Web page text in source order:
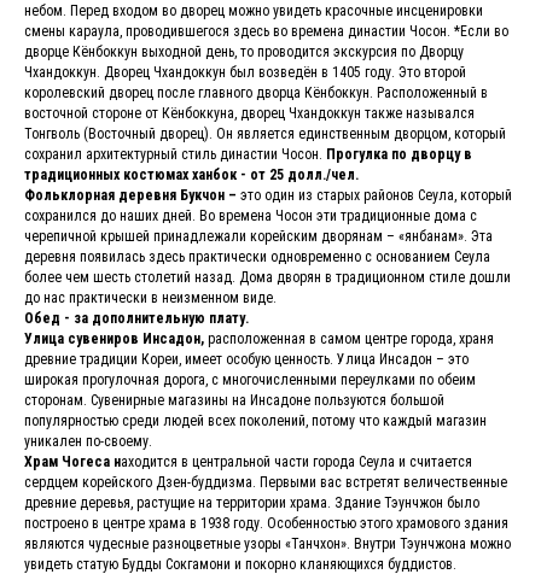
небом. Перед входом во дворец можно увидеть красочные инсценировки
смены караула, проводившегося здесь во времена династии Чосон. *Если во
дворце Кёнбоккун выходной день, то проводится экскурсия по Дворцу
Чхандоккун. Дворец Чхандоккун был возведён в 1405 году. Это второй
королевский дворец после главного дворца Кёнбоккун. Расположенный в
восточной стороне от Кёнбоккуна, дворец Чхандоккун также назывался
Тонгволь (Восточный дворец). Он является единственным дворцом, который
сохранил архитектурный стиль династии Чосон. Прогулка по дворцу в
традиционных костюмах ханбок - от 25 долл./чел.
Фольклорная деревня Букчон – это один из старых районов Сеула, который
сохранился до наших дней. Во времена Чосон эти традиционные дома с
черепичной крышей принадлежали корейским дворянам – «янбанам». Эта
деревня появилась здесь практически одновременно с основанием Сеула
более чем шесть столетий назад. Дома дворян в традиционном стиле дошли
до нас практически в неизменном виде.
Обед - за дополнительную плату.
Улица сувениров Инсадон, расположенная в самом центре города, храня
древние традиции Кореи, имеет особую ценность. Улица Инсадон – это
широкая прогулочная дорога, с многочисленными переулками по обеим
сторонам. Сувенирные магазины на Инсадоне пользуются большой
популярностью среди людей всех поколений, потому что каждый магазин
уникален по-своему.
Храм Чогеса находится в центральной части города Сеула и считается
сердцем корейского Дзен-буддизма. Первыми вас встретят величественные
древние деревья, растущие на территории храма. Здание Тэунчжон было
построено в центре храма в 1938 году. Особенностью этого храмового здания
являются чудесные разноцветные узоры «Танчхон». Внутри Тэунчжона можно
увидеть статую Будды Сокгамони и покорно кланяющихся буддистов.